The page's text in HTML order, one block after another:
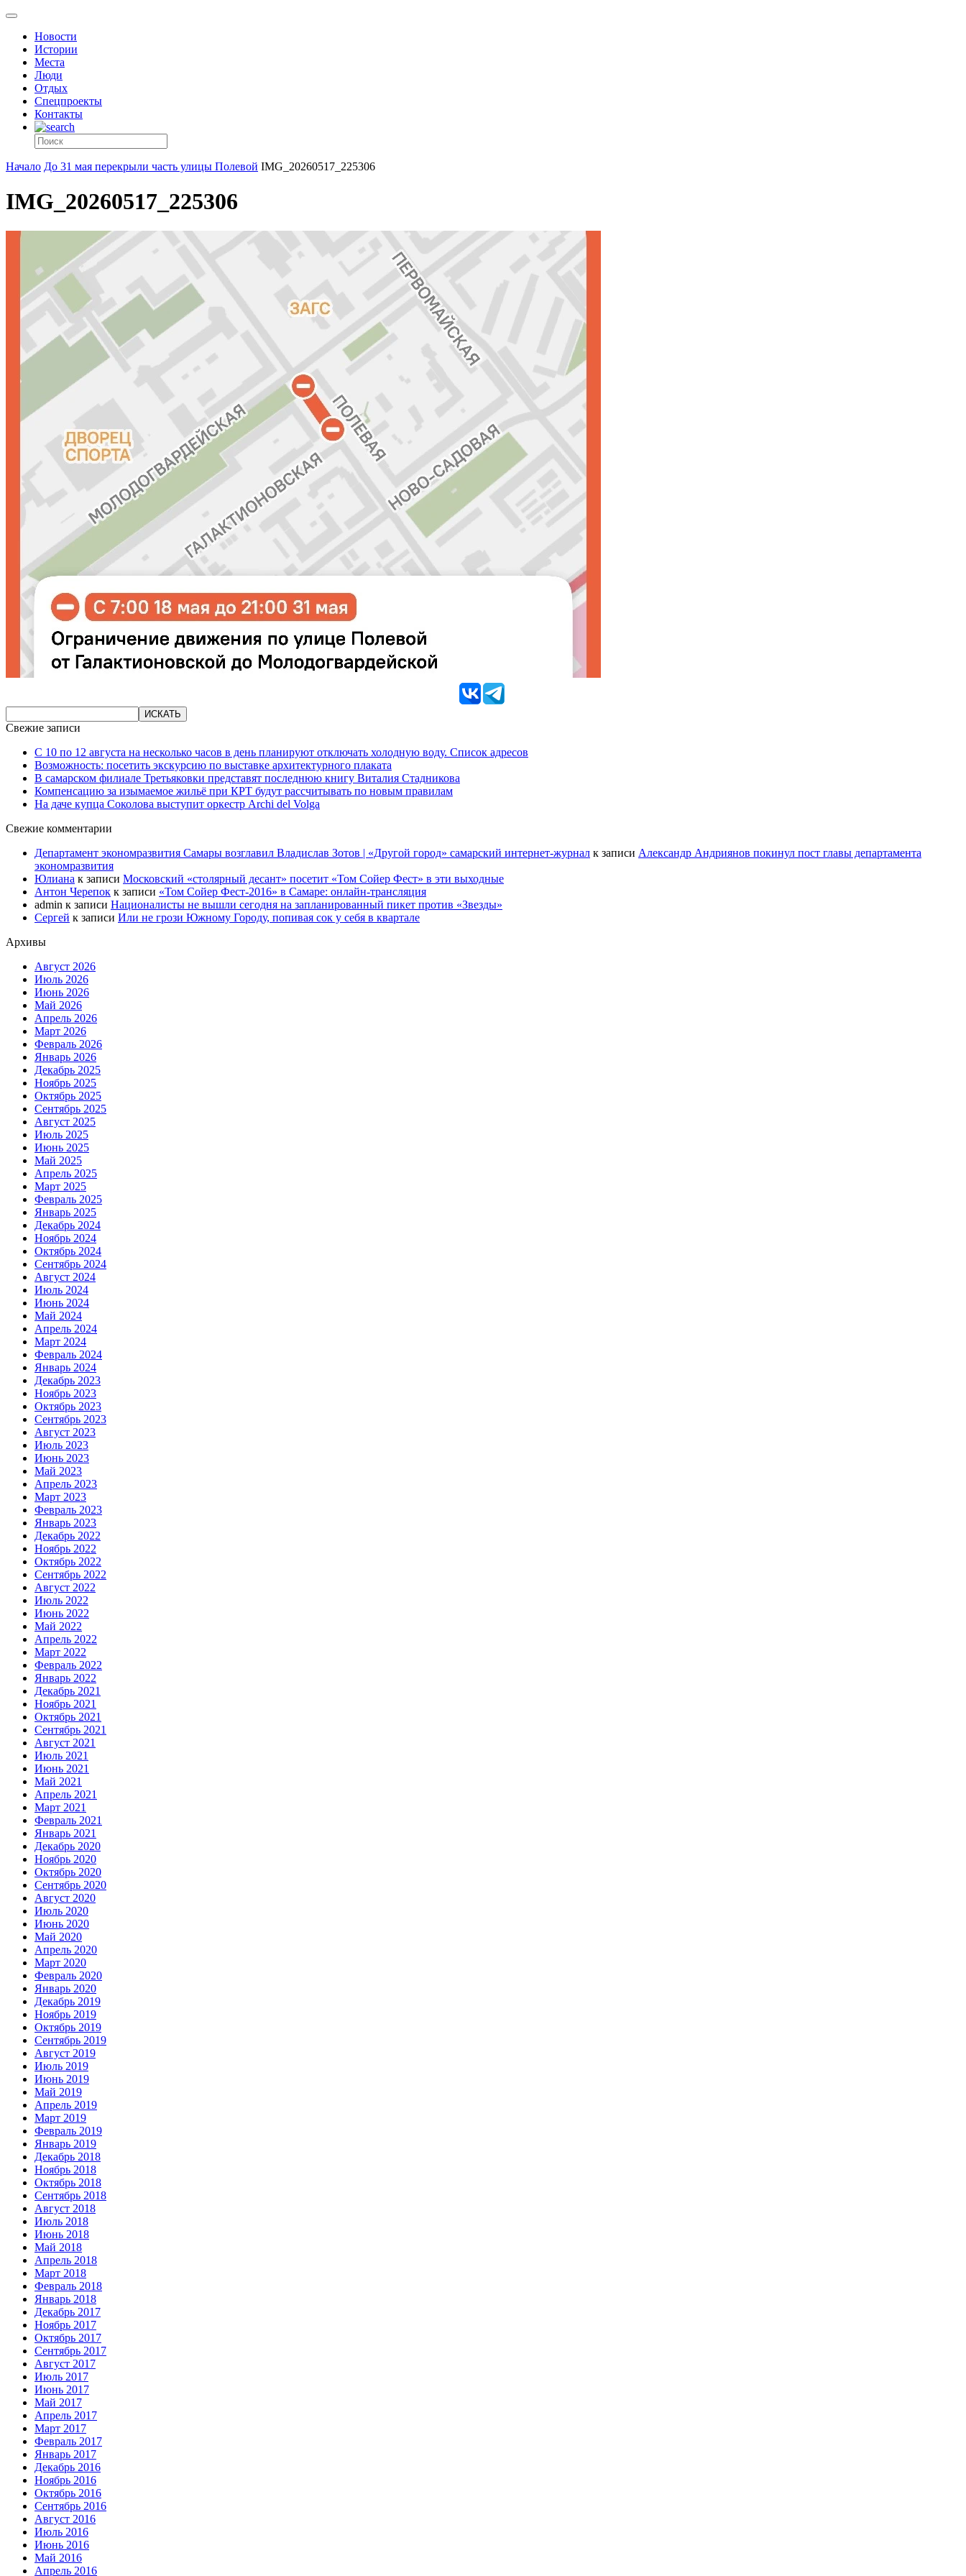
Новости
Истории
Места
Люди
Отдых
Спецпроекты
Контакты
Начало До 31 мая перекрыли часть улицы Полевой IMG_20260517_225306
IMG_20260517_225306
Свежие записи
С 10 по 12 августа на несколько часов в день планируют отключать холодную воду. Список адресов
Возможность: посетить экскурсию по выставке архитектурного плаката
В самарском филиале Третьяковки представят последнюю книгу Виталия Стадникова
Компенсацию за изымаемое жильё при КРТ будут рассчитывать по новым правилам
На даче купца Соколова выступит оркестр Archi del Volga
Свежие комментарии
Департамент экономразвития Самары возглавил Владислав Зотов | «Другой город» самарский интернет-журнал к записи Александр Андриянов покинул пост главы департамента
экономразвития
Юлиана к записи Московский «столярный десант» посетит «Том Сойер Фест» в эти выходные
Антон Черепок к записи «Том Сойер Фест-2016» в Самаре: онлайн-трансляция
admin к записи Националисты не вышли сегодня на запланированный пикет против «Звезды»
Сергей к записи Или не грози Южному Городу, попивая сок у себя в квартале
Архивы
Август 2026
Июль 2026
Июнь 2026
Май 2026
Апрель 2026
Март 2026
Февраль 2026
Январь 2026
Декабрь 2025
Ноябрь 2025
Октябрь 2025
Сентябрь 2025
Август 2025
Июль 2025
Июнь 2025
Май 2025
Апрель 2025
Март 2025
Февраль 2025
Январь 2025
Декабрь 2024
Ноябрь 2024
Октябрь 2024
Сентябрь 2024
Август 2024
Июль 2024
Июнь 2024
Май 2024
Апрель 2024
Март 2024
Февраль 2024
Январь 2024
Декабрь 2023
Ноябрь 2023
Октябрь 2023
Сентябрь 2023
Август 2023
Июль 2023
Июнь 2023
Май 2023
Апрель 2023
Март 2023
Февраль 2023
Январь 2023
Декабрь 2022
Ноябрь 2022
Октябрь 2022
Сентябрь 2022
Август 2022
Июль 2022
Июнь 2022
Май 2022
Апрель 2022
Март 2022
Февраль 2022
Январь 2022
Декабрь 2021
Ноябрь 2021
Октябрь 2021
Сентябрь 2021
Август 2021
Июль 2021
Июнь 2021
Май 2021
Апрель 2021
Март 2021
Февраль 2021
Январь 2021
Декабрь 2020
Ноябрь 2020
Октябрь 2020
Сентябрь 2020
Август 2020
Июль 2020
Июнь 2020
Май 2020
Апрель 2020
Март 2020
Февраль 2020
Январь 2020
Декабрь 2019
Ноябрь 2019
Октябрь 2019
Сентябрь 2019
Август 2019
Июль 2019
Июнь 2019
Май 2019
Апрель 2019
Март 2019
Февраль 2019
Январь 2019
Декабрь 2018
Ноябрь 2018
Октябрь 2018
Сентябрь 2018
Август 2018
Июль 2018
Июнь 2018
Май 2018
Апрель 2018
Март 2018
Февраль 2018
Январь 2018
Декабрь 2017
Ноябрь 2017
Октябрь 2017
Сентябрь 2017
Август 2017
Июль 2017
Июнь 2017
Май 2017
Апрель 2017
Март 2017
Февраль 2017
Январь 2017
Декабрь 2016
Ноябрь 2016
Октябрь 2016
Сентябрь 2016
Август 2016
Июль 2016
Июнь 2016
Май 2016
Апрель 2016